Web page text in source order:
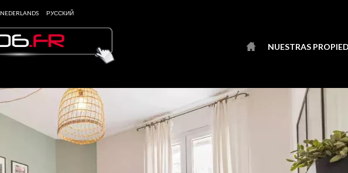
NEDERLANDS РУССКИЙ
NUESTRAS